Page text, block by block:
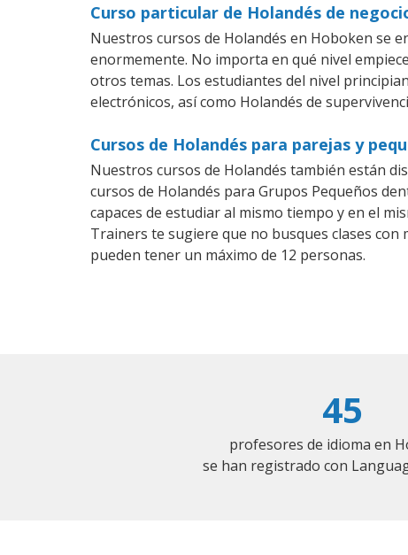
Curso particular de Holandés de
Nuestros cursos de Holandés en Hoboken se
enormemente. No importa en qué nivel
otros temas. Los estudiantes del nivel
electrónicos, así como Holandés de
Cursos de Holandés para parejas y
Nuestros cursos de Holandés también están
cursos de Holandés para Grupos Pequeños
capaces de estudiar al mismo tiempo y en el
Trainers te sugiere que no busques clases con
pueden tener un máximo de 12 personas.
45
profesores de idioma en
se han registrado con